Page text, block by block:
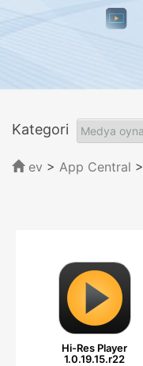
Kategori
ev > App Central >
Hi-Res Player
1.0.19.15.r22